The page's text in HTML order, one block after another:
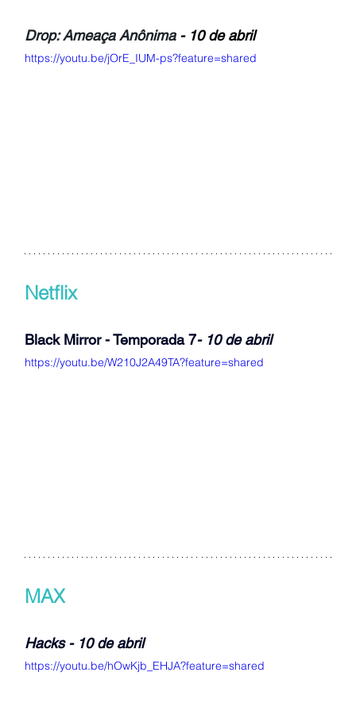
Drop: Ameaça Anônima - 10 de abril
https://youtu.be/jOrE_IUM-ps?feature=shared
Netflix
Black Mirror - Temporada 7- 10 de abril
https://youtu.be/W210J2A49TA?feature=shared
MAX
Hacks - 10 de abril
https://youtu.be/hOwKjb_EHJA?feature=shared